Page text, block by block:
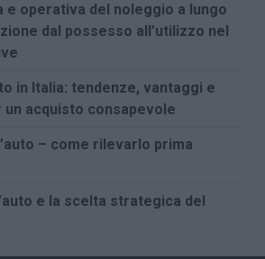
e operativa del noleggio a lungo
dal possesso all’utilizzo nel
in Italia: tendenze, vantaggi e
acquisto consapevole
– come rilevarlo prima
e la scelta strategica del